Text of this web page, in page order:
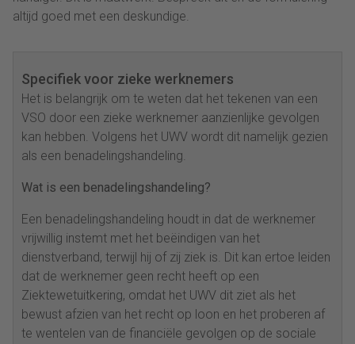
altijd goed met een deskundige.
Specifiek voor zieke werknemers
Het is belangrijk om te weten dat het tekenen van een
VSO door een zieke werknemer aanzienlijke gevolgen
kan hebben. Volgens het UWV wordt dit namelijk gezien
als een benadelingshandeling.
Wat is een benadelingshandeling?
Een benadelingshandeling houdt in dat de werknemer
vrijwillig instemt met het beëindigen van het
dienstverband, terwijl hij of zij ziek is. Dit kan ertoe leiden
dat de werknemer geen recht heeft op een
Ziektewetuitkering, omdat het UWV dit ziet als het
bewust afzien van het recht op loon en het proberen af
te wentelen van de financiële gevolgen op de sociale